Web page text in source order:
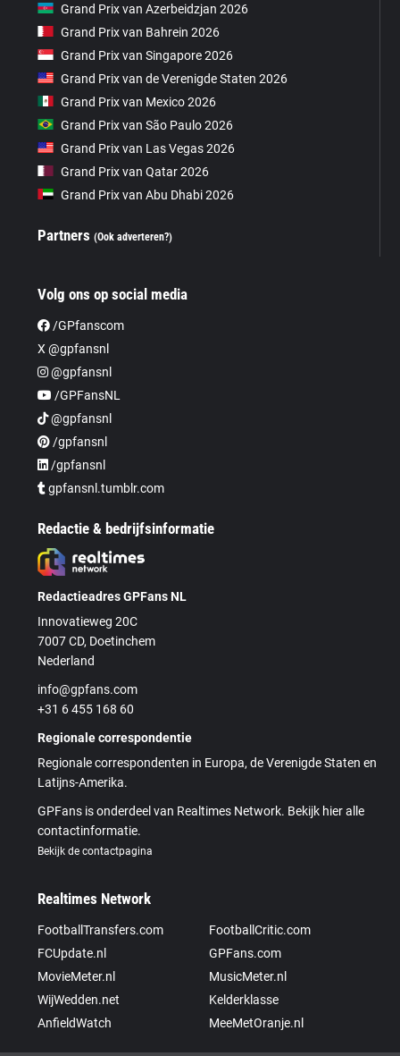
Grand Prix van Azerbeidzjan 2026
Grand Prix van Bahrein 2026
Grand Prix van Singapore 2026
Grand Prix van de Verenigde Staten 2026
Grand Prix van Mexico 2026
Grand Prix van São Paulo 2026
Grand Prix van Las Vegas 2026
Grand Prix van Qatar 2026
Grand Prix van Abu Dhabi 2026
Partners(Ook adverteren?)
Volg ons op social media
/GPfanscom
X @gpfansnl
@gpfansnl
/GPFansNL
@gpfansnl
/gpfansnl
/gpfansnl
gpfansnl.tumblr.com
Redactie & bedrijfsinformatie
Redactieadres GPFans NL
Innovatieweg 20C
7007 CD, Doetinchem
Nederland
info@gpfans.com
+31 6 455 168 60
Regionale correspondentie
Regionale correspondenten in Europa, de Verenigde Staten en
Latijns-Amerika.
GPFans is onderdeel van Realtimes Network. Bekijk hier alle
contactinformatie.
Bekijk de contactpagina
Realtimes Network
FootballTransfers.com
FootballCritic.com
FCUpdate.nl
GPFans.com
MovieMeter.nl
MusicMeter.nl
WijWedden.net
Kelderklasse
AnfieldWatch
MeeMetOranje.nl